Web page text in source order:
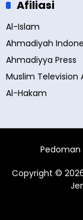
Afiliasi
Al-Islam
Ahmadiyah
Ahmadiyya Press
Muslim Television
Al-Hakam
Pedoman
Copyright ©